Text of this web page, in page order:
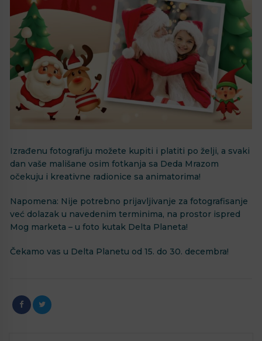
Izrađenu fotografiju možete kupiti i platiti po želji, a svaki
dan vaše mališane osim fotkanja sa Deda Mrazom
očekuju i kreativne radionice sa animatorima!
Napomena: Nije potrebno prijavljivanje za fotografisanje
već dolazak u navedenim terminima, na prostor ispred
Mog marketa – u foto kutak Delta Planeta!
Čekamo vas u Delta Planetu od 15. do 30. decembra!